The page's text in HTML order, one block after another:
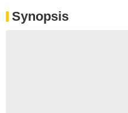
Synopsis